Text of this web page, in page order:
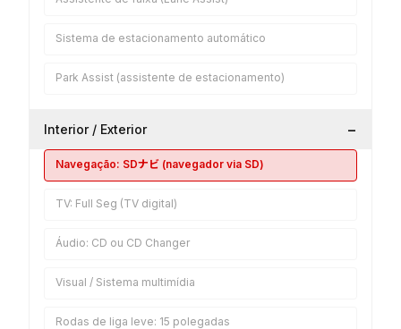
Sistema de estacionamento automático
Park Assist (assistente de estacionamento)
Interior / Exterior −
Navegação: SDナビ (navegador via SD)
TV: Full Seg (TV digital)
Áudio: CD ou CD Changer
Visual / Sistema multimídia
Rodas de liga leve: 15 polegadas